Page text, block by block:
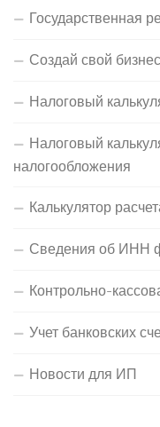
Государственная
Создай свой бизнес
Налоговый
Налоговый
налогообложения
Калькулятор
Сведения об ИНН
Контрольно-
Учет банковских
Новости для ИП